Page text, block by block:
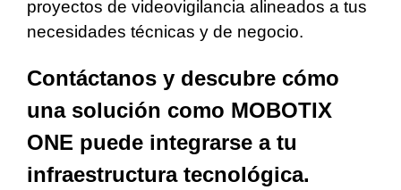
proyectos de videovigilancia alineados a tus
necesidades técnicas y de negocio.
Contáctanos y descubre cómo
una solución como MOBOTIX
ONE puede integrarse a tu
infraestructura tecnológica.